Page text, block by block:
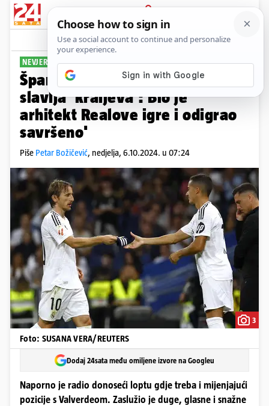
PRIJAVA
Sport Komentari
NEVJEROJATNI LUKA
Španjolci hvale Modrića nakon
slavlja 'kraljeva': Bio je
arhitekt Realove igre i odigrao
savršeno'
Piše Petar Božičević, nedjelja, 6.10.2024. u 07:24
3
Foto: SUSANA VERA/REUTERS
Dodaj 24sata među omiljene izvore na Googleu
Naporno je radio donoseći loptu gdje treba i mijenjajući
pozicije s Valverdeom. Zaslužio je duge, glasne i snažne